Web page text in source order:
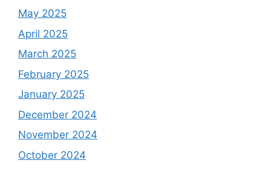
May 2025
April 2025
March 2025
February 2025
January 2025
December 2024
November 2024
October 2024